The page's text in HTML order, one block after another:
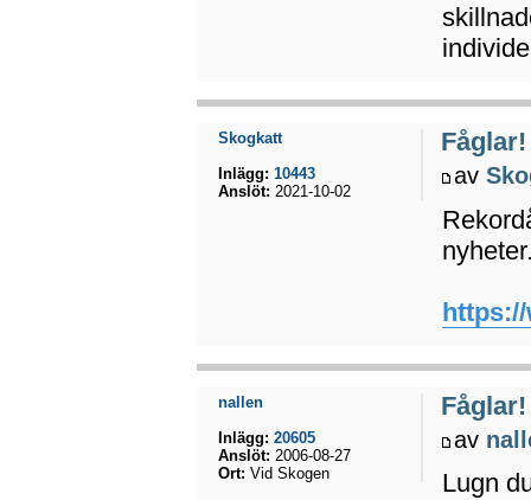
Fåglar!
av
Skogkatt
Inlägg: 10443
Anslöt: 2021-10-02
Fåglar!
av
Lugn
nallen
Inlägg: 20605
Anslöt: 2006-08-27
Ort: Vid Skogen